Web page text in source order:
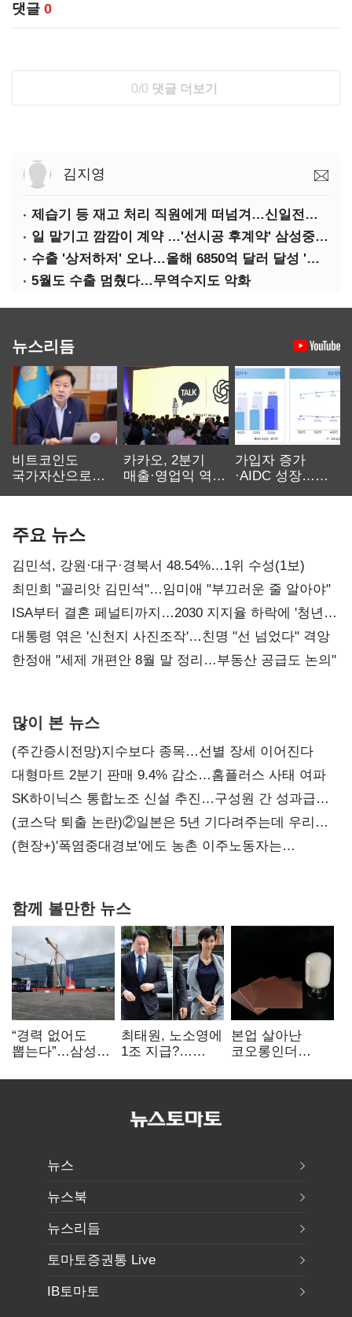
댓글 0
0/0 댓글 더보기
김지영
제습기 등 재고 처리 직원에게 떠넘겨…신일전자 '과징금 처벌'
일 맡기고 깜깜이 계약 …'선시공 후계약' 삼성중공업 덜미
수출 '상저하저' 오나…올해 6850억 달러 달성 '빨간불'
5월도 수출 멈췄다…무역수지도 악화
뉴스리듬
비트코인도
국가자산으로…'
카카오, 2분기
매출·영업익 역대
가입자 증가
·AIDC 성장…
주요 뉴스
김민석, 강원·대구·경북서 48.54%…1위 수성(1보)
최민희 "골리앗 김민석"…임미애 "부끄러운 줄 알아야"
ISA부터 결혼 페널티까지…2030 지지율 하락에 '청년
챙기기'
대통령 엮은 '신천지 사진조작'…친명 "선 넘었다" 격앙
한정애 "세제 개편안 8월 말 정리…부동산 공급도 논의"
많이 본 뉴스
(주간증시전망)지수보다 종목…선별 장세 이어진다
대형마트 2분기 판매 9.4% 감소…홈플러스 사태 여파
SK하이닉스 통합노조 신설 추진…구성원 간 성과급
불만 확산
(코스닥 퇴출 논란)②일본은 5년 기다려주는데 우리는
당장 퇴출?…시간만으론 부족한 코스닥 구하기
(현장+)'폭염중대경보'에도 농촌 이주노동자는
함께 볼만한 뉴스
“경력 없어도
뽑는다”…삼성
반도체 인재
최태원, 노소영에
1조 지급?…
본업 살아난
코오롱인더
배터리 소재로
뉴스
뉴스북
뉴스리듬
토마토증권통 Live
IB토마토